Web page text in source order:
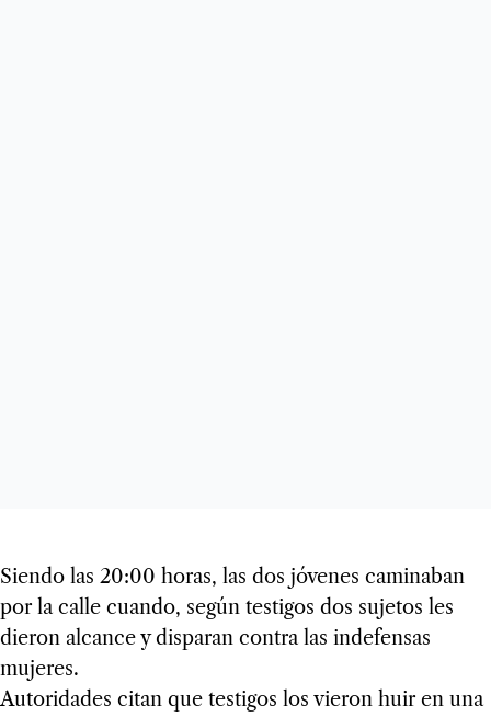
Siendo las 20:00 horas, las dos jóvenes caminaban
por la calle cuando, según testigos dos sujetos les
dieron alcance y disparan contra las indefensas
mujeres.
Autoridades citan que testigos los vieron huir en una